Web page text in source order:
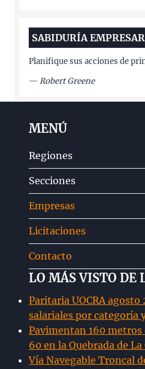
SABIDURÍA
Planifique sus acciones de
— Robert Greene
MENÚ
Regiones
Secciones
Empresas
Licitaciones
Contacto
LO MÁS VISTO DE
Paritaria UOCRA agosto
salariales por categoría
Pavimentan 160 metros
60 en la Quebrada de
Vía Navegable Troncal